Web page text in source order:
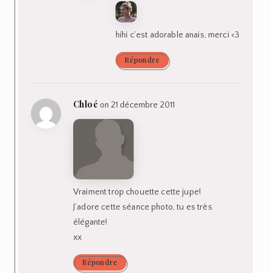
hihi c’est adorable anais, merci <3
Répondre
Chloé on 21 décembre 2011
Vraiment trop chouette cette jupe!
J’adore cette séance photo, tu es très
élégante!
xx
Répondre